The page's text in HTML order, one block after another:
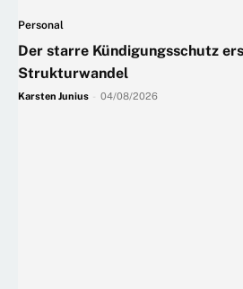
Personal
Der starre Kündigungsschutz
Strukturwandel
Karsten Junius 04/08/2026